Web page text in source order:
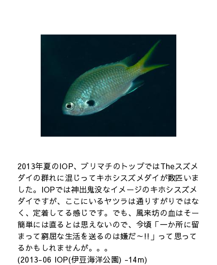
2013年夏のIOP、ブリマチのトップではTheスズメ
ダイの群れに混じってキホシスズメダイが数匹いま
した。IOPでは神出鬼没なイメージのキホシスズメ
ダイですが、ここにいるヤツラは通りすがりではな
く、定着してる感じです。でも、風来坊の血はそー
簡単には直るとは思えないので、今頃「一か所に留
まって窮屈な生活を送るのは嫌だ～!!」って思って
るかもしれませんが。。。
(2013-06 IOP(伊豆海洋公園) -14m)